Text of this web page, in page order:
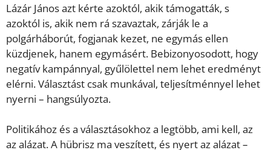
Lázár János azt kérte azoktól, akik támogatták, s
azoktól is, akik nem rá szavaztak, zárják le a
polgárháborút, fogjanak kezet, ne egymás ellen
küzdjenek, hanem egymásért. Bebizonyosodott, hogy
negatív kampánnyal, gyűlölettel nem lehet eredményt
elérni. Választást csak munkával, teljesítménnyel lehet
nyerni – hangsúlyozta.
Politikához és a választásokhoz a legtöbb, ami kell, az
az alázat. A hübrisz ma veszített, és nyert az alázat –